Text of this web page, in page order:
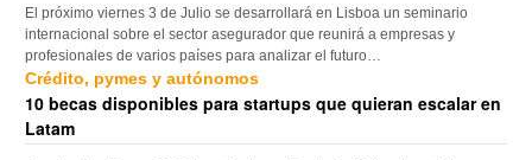
El próximo viernes 3 de Julio se desarrollará en Lisboa un seminario
internacional sobre el sector asegurador que reunirá a empresas y
profesionales de varios países para analizar el futuro…
Crédito, pymes y autónomos
10 becas disponibles para startups que quieran escalar en
Latam